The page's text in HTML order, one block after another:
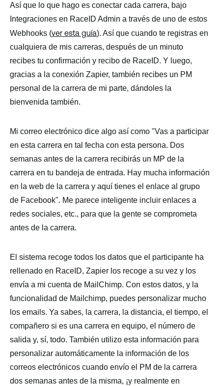
Así que lo que hago es conectar cada carrera, bajo
Integraciones en RaceID Admin a través de uno de estos
Webhooks (ver esta guía). Así que cuando te registras en
cualquiera de mis carreras, después de un minuto
recibes tu confirmación y recibo de RaceID. Y luego,
gracias a la conexión Zapier, también recibes un PM
personal de la carrera de mi parte, dándoles la
bienvenida también.
Mi correo electrónico dice algo así como "Vas a participar
en esta carrera en tal fecha con esta persona. Dos
semanas antes de la carrera recibirás un MP de la
carrera en tu bandeja de entrada. Hay mucha información
en la web de la carrera y aquí tienes el enlace al grupo
de Facebook". Me parece inteligente incluir enlaces a
redes sociales, etc., para que la gente se comprometa
antes de la carrera.
El sistema recoge todos los datos que el participante ha
rellenado en RaceID, Zapier los recoge a su vez y los
envía a mi cuenta de MailChimp. Con estos datos, y la
funcionalidad de Mailchimp, puedes personalizar mucho
los emails. Ya sabes, la carrera, la distancia, el tiempo, el
compañero si es una carrera en equipo, el número de
salida y, sí, todo. También utilizo esta información para
personalizar automáticamente la información de los
correos electrónicos cuando envío el PM de la carrera
dos semanas antes de la misma, ¡y realmente en